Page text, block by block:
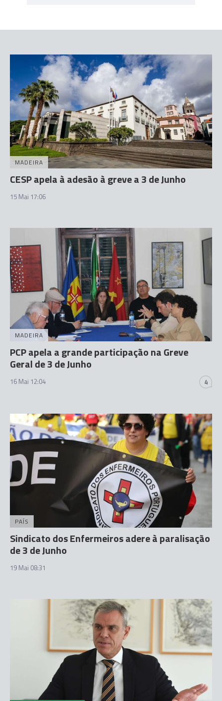
MADEIRA
CESP apela à adesão à greve a 3 de Junho
15 Mai 17:06
MADEIRA
PCP apela a grande participação na Greve
Geral de 3 de Junho
16 Mai 12:04 4
PAÍS
Sindicato dos Enfermeiros adere à paralisação
de 3 de Junho
19 Mai 08:31